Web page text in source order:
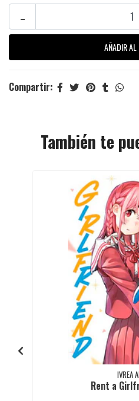
-
Compartir:
También te
IVREA
Rent a